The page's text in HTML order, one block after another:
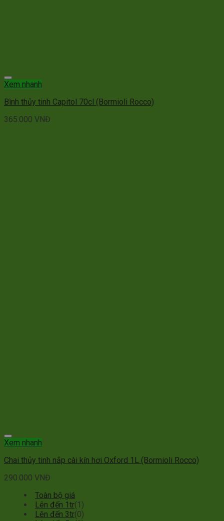
Xem nhanh
Bình thủy tinh Capitol 70cl (Bormioli Rocco)
365.000 VNĐ
Xem nhanh
Chai thủy tinh nắp cài kín hơi Oxford 1L (Bormioli Rocco)
290.000 VNĐ
Toàn bộ giá
Lên đến 1tr(1)
Lên đến 3tr(0)